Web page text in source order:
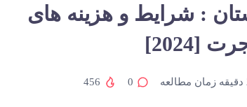
: شرایط و هزینه های
[2024]
دقیقه زمان مطالعه 0